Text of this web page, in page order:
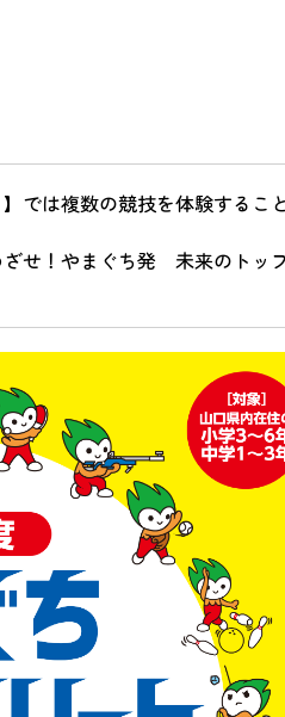
では複数の競技を体験するこ
せ！やまぐち発 未来のトッ